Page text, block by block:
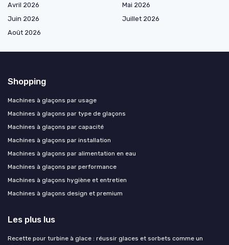
Avril 2026
Mai 2026
Juin 2026
Juillet 2026
Août 2026
Shopping
Machines à glaçons par usage
Machines à glaçons par type de glaçons
Machines à glaçons par capacité
Machines à glaçons par installation
Machines à glaçons par alimentation en eau
Machines à glaçons par performance
Machines à glaçons hygiène et entretien
Machines à glaçons design et premium
Les plus lus
Recette pour turbine à glace : réussir glaces et sorbets comme un